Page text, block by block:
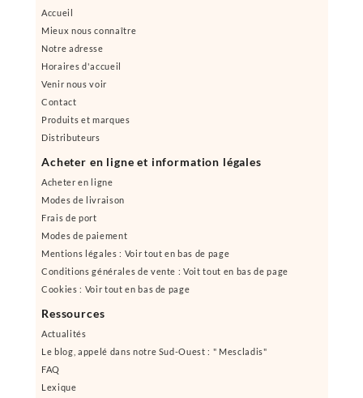
Accueil
Mieux nous connaître
Notre adresse
Horaires d'accueil
Venir nous voir
Contact
Produits et marques
Distributeurs
Acheter en ligne et information légales
Acheter en ligne
Modes de livraison
Frais de port
Modes de paiement
Mentions légales : Voir tout en bas de page
Conditions générales de vente : Voit tout en bas de page
Cookies : Voir tout en bas de page
Ressources
Actualités
Le blog, appelé dans notre Sud-Ouest : " Mescladis"
FAQ
Lexique